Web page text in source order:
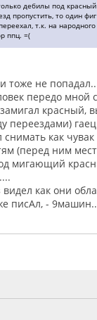
дебилы под красный
пропустить, то один
т.к. на народного
ппц. =(
тоже не попадал..
передо мной
замигал красный,
переездами) гаец
как чувак
(перед ним
мигающий
как они
писАл, -